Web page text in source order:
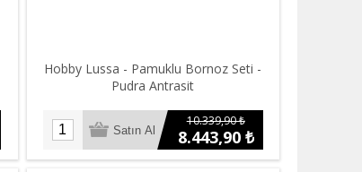
Hobby Lussa - Pamuklu Bornoz Seti -
Pudra Antrasit
10.339,90 ₺
8.443,90 ₺